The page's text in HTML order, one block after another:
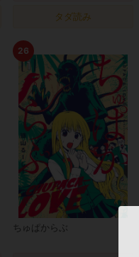
タダ読み
26
ちゅぱからぶ